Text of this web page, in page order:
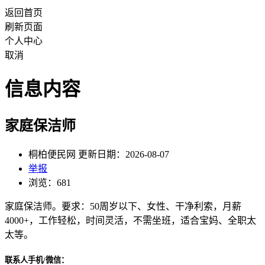
返回首页
刷新页面
个人中心
取消
信息内容
家庭保洁师
桐柏便民网 更新日期：2026-08-07
举报
浏览：681
家庭保洁师。要求：50周岁以下、女性、干净利索，月薪
4000+，工作轻松，时间灵活，不需坐班，适合宝妈、全职太
太等。
联系人手机/微信：